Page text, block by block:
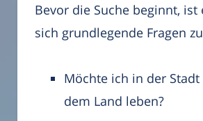
Bevor die Suche beginnt, ist
sich grundlegende Fragen
Möchte ich in der
dem Land leben?